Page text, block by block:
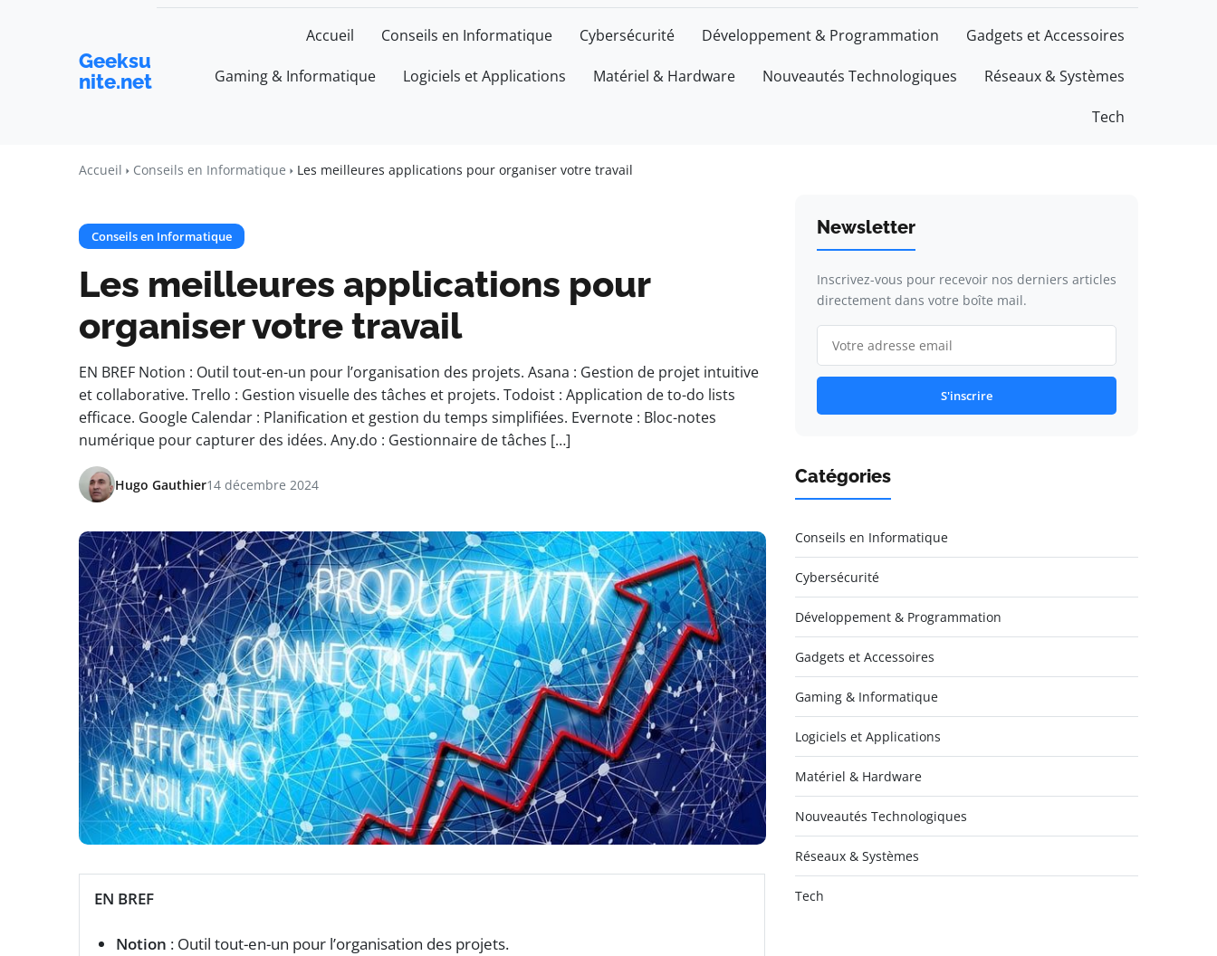
Geeksu
nite.net
Accueil Conseils en Informatique Cybersécurité Développement & Programmation Gadgets et Accessoires
Gaming & Informatique Logiciels et Applications Matériel & Hardware Nouveautés Technologiques Réseaux & Systèmes
Tech
Accueil Conseils en Informatique Les meilleures applications pour organiser votre travail
Conseils en Informatique
Les meilleures applications pour
organiser votre travail
EN BREF Notion : Outil tout-en-un pour l’organisation des projets. Asana : Gestion de projet intuitive
et collaborative. Trello : Gestion visuelle des tâches et projets. Todoist : Application de to-do lists
efficace. Google Calendar : Planification et gestion du temps simplifiées. Evernote : Bloc-notes
numérique pour capturer des idées. Any.do : Gestionnaire de tâches […]
Hugo Gauthier14 décembre 2024
EN BREF
Notion : Outil tout-en-un pour l’organisation des projets.
Newsletter
Inscrivez-vous pour recevoir nos derniers articles
directement dans votre boîte mail.
S'inscrire
Catégories
Conseils en Informatique
Cybersécurité
Développement & Programmation
Gadgets et Accessoires
Gaming & Informatique
Logiciels et Applications
Matériel & Hardware
Nouveautés Technologiques
Réseaux & Systèmes
Tech